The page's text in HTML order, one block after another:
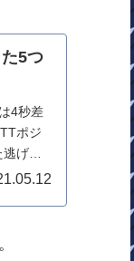
5つ
4秒差
ポジ
げ切